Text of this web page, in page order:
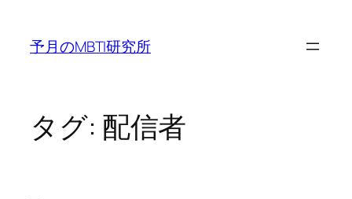
予月のMBTI研究所
タグ: 配信者